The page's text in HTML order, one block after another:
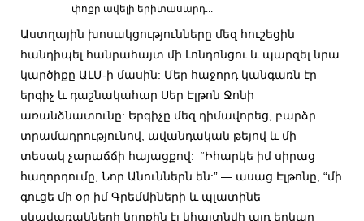
փոքր ավելի երիտասարդ...
Աստղային խոսակցությունները մեզ հուշեցին
հանդիպել հանրահայտ մի Լոնդոնցու և պարզել նրա
կարծիքը ԱԼՄ-ի մասին: Մեր հաջորդ կանգառն էր
երգիչ և դաշնակահար Սեր Էլթոն Ջոնի
առանձնատունը: Երգիչը մեզ դիմավորեց, բարձր
տրամադրությունով, ավանդական թեյով և մի
տեսակ չարաճճի հայացքով: “Իհարկե իմ սիրաց
հաղորդումը, Նոր Անուններն են:” — ասաց Էլթոնը, “մի
գուցե մի օր իմ Գրեմմիների և պլատինե
սկավառակների կողքին էլ կհայտնվի այդ երկար